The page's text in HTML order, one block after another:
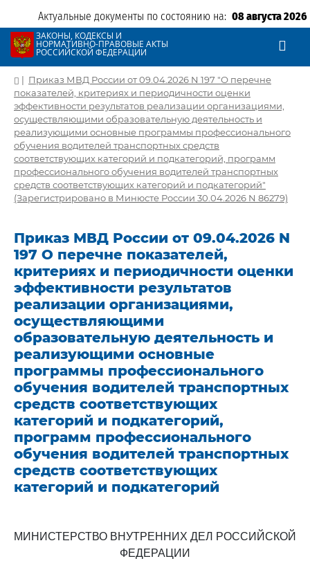
Актуальные документы по состоянию на: 08 августа 2026
ЗАКОНЫ, КОДЕКСЫ И
НОРМАТИВНО-ПРАВОВЫЕ АКТЫ
РОССИЙСКОЙ ФЕДЕРАЦИИ
| Приказ МВД России от 09.04.2026 N 197 "О перечне
показателей, критериях и периодичности оценки
эффективности результатов реализации организациями,
осуществляющими образовательную деятельность и
реализующими основные программы профессионального
обучения водителей транспортных средств
соответствующих категорий и подкатегорий, программ
профессионального обучения водителей транспортных
средств соответствующих категорий и подкатегорий"
(Зарегистрировано в Минюсте России 30.04.2026 N 86279)
Приказ МВД России от 09.04.2026 N
197 О перечне показателей,
критериях и периодичности оценки
эффективности результатов
реализации организациями,
осуществляющими
образовательную деятельность и
реализующими основные
программы профессионального
обучения водителей транспортных
средств соответствующих
категорий и подкатегорий,
программ профессионального
обучения водителей транспортных
средств соответствующих
категорий и подкатегорий
МИНИСТЕРСТВО ВНУТРЕННИХ ДЕЛ РОССИЙСКОЙ
ФЕДЕРАЦИИ